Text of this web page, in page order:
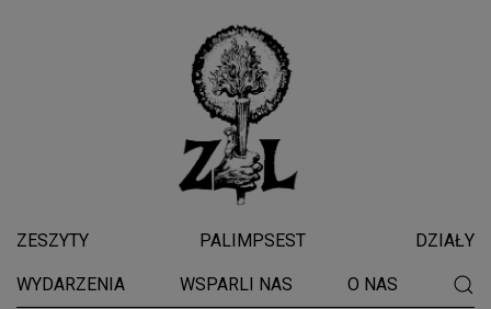
ZESZYTY PALIMPSEST DZIAŁY
WYDARZENIA WSPARLI NAS O NAS